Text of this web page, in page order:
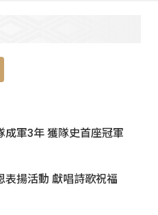
成軍3年 獲隊史首座冠軍
表揚活動 獻唱詩歌祝福